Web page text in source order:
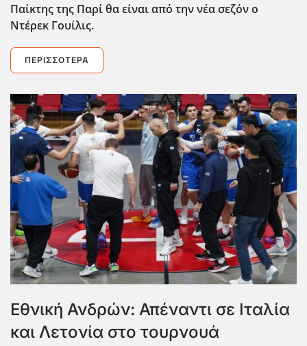
Παίκτης της Παρί θα είναι από την νέα σεζόν ο
Ντέρεκ Γουίλις.
ΠΕΡΙΣΣΌΤΕΡΑ
Εθνική Ανδρών: Απέναντι σε Ιταλία
και Λετονία στο τουρνουά